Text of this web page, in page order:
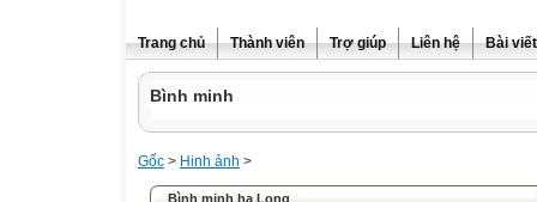
Trang chủ Thành viên Trợ giúp Liên hệ Bài viết
Bình minh
Gốc > Hinh ảnh >
Bình minh hạ Long